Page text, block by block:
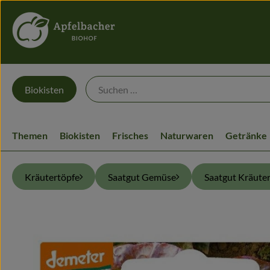
Biokisten
Themen Biokisten Frisches Naturwaren Getränke
Kräutertöpfe Saatgut Gemüse Saatgut Kräuter